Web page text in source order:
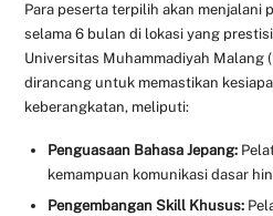
Para peserta terpilih akan menjalani
selama 6 bulan di lokasi yang
Universitas Muhammadiyah Malang
dirancang untuk memastikan
keberangkatan, meliputi:
Penguasaan Bahasa Jepang:
kemampuan komunikasi dasar
Pengembangan Skill Khusus: